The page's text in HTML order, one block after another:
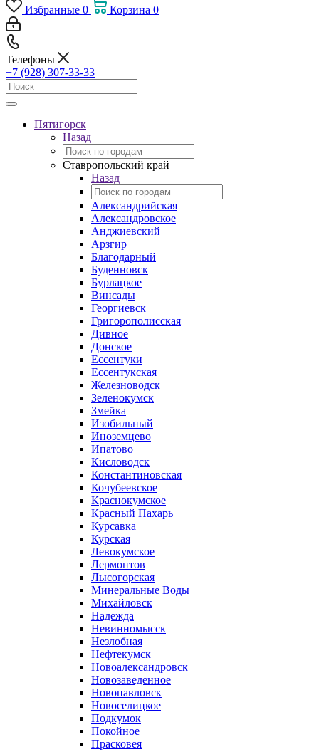
Избранные 0 Корзина 0
Телефоны
+7 (928) 307-33-33
Пятигорск
Назад
Ставропольский край
Назад
Александрийская
Александровское
Анджиевский
Арзгир
Благодарный
Буденновск
Бурлацкое
Винсады
Георгиевск
Григорополисская
Дивное
Донское
Ессентуки
Ессентукская
Железноводск
Зеленокумск
Змейка
Изобильный
Иноземцево
Ипатово
Кисловодск
Константиновская
Кочубеевское
Краснокумское
Красный Пахарь
Курсавка
Курская
Левокумское
Лермонтов
Лысогорская
Минеральные Воды
Михайловск
Надежда
Невинномысск
Незлобная
Нефтекумск
Новоалександровск
Новозаведенное
Новопавловск
Новоселицкое
Подкумок
Покойное
Прасковея